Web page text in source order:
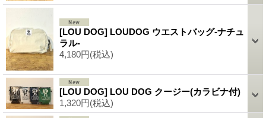
[LOU DOG] LOUDOG ウエストバッグ-ナチュ
ラル-
4,180円(税込)
[LOU DOG] LOU DOG クージー(カラビナ付)
1,320円(税込)